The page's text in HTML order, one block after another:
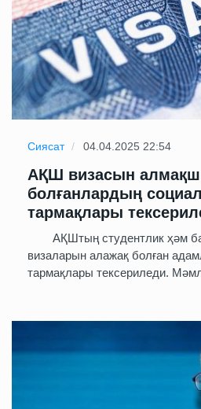
Сиясат 04.04.2025 22:54
АҚШ визасын
болғанлардың
тармақлары
АҚШтың студентлик ҳәм
визаларын алажақ болған
тармақлары тексериледи.